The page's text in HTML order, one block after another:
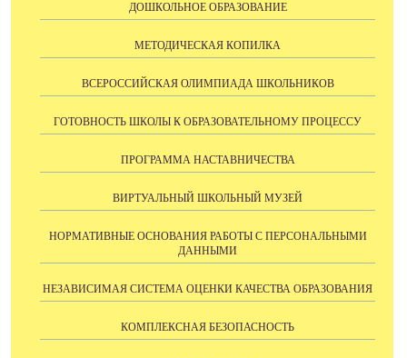
ДОШКОЛЬНОЕ ОБРАЗОВАНИЕ
МЕТОДИЧЕСКАЯ КОПИЛКА
ВСЕРОССИЙСКАЯ ОЛИМПИАДА ШКОЛЬНИКОВ
ГОТОВНОСТЬ ШКОЛЫ К ОБРАЗОВАТЕЛЬНОМУ ПРОЦЕССУ
ПРОГРАММА НАСТАВНИЧЕСТВА
ВИРТУАЛЬНЫЙ ШКОЛЬНЫЙ МУЗЕЙ
НОРМАТИВНЫЕ ОСНОВАНИЯ РАБОТЫ С ПЕРСОНАЛЬНЫМИ
ДАННЫМИ
НЕЗАВИСИМАЯ СИСТЕМА ОЦЕНКИ КАЧЕСТВА ОБРАЗОВАНИЯ
КОМПЛЕКСНАЯ БЕЗОПАСНОСТЬ